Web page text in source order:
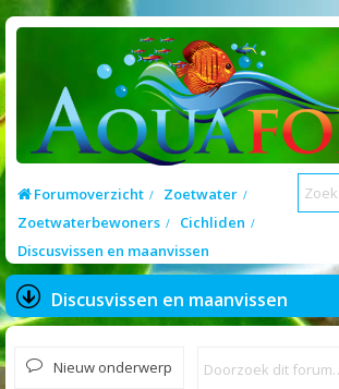
Forumoverzicht
Zoetwater
Zoetwaterbewoners
Cichliden
Discusvissen en maanvissen
Discusvissen en maanvissen
Nieuw onderwerp